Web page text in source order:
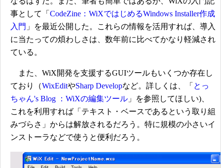
事として「 CodeZine：WiXではじめるWindows Installer作成
入門 」を最近公開した。これらの情報を活用すれば、導入
に当たっての煩わしさは、数年前に比べてかなり軽減され
ている。
また、WiX開発を支援するGUIツールもいくつか存在し
ており（WixEditやSharp Developなど。詳しくは、「 とっ
ちゃん's Blog ：WiXの編集ツール 」を参照してほしい)、
これを利用すれば「テキスト・ベースであるという取り組
みづらさ」からは解放されるだろう。特に規模の小さいイ
ンストーラなどで使うと便利だろう。